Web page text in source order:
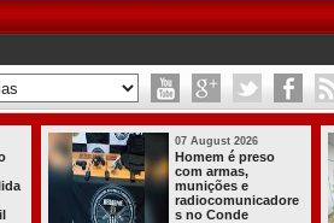
03 August 2026
Secretaria de
Agricultura de
Itabaiana recebeu
da Sedap-PB cerca
de 30 mil alevinos